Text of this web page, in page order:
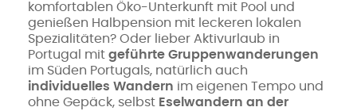
komfortablen Öko-Unterkunft mit Pool und
genießen Halbpension mit leckeren lokalen
Spezialitäten? Oder lieber Aktivurlaub in
Portugal mit geführte Gruppenwanderungen
im Süden Portugals, natürlich auch
individuelles Wandern im eigenen Tempo und
ohne Gepäck, selbst Eselwandern an der